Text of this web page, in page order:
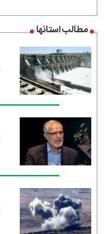
مطالب استانها